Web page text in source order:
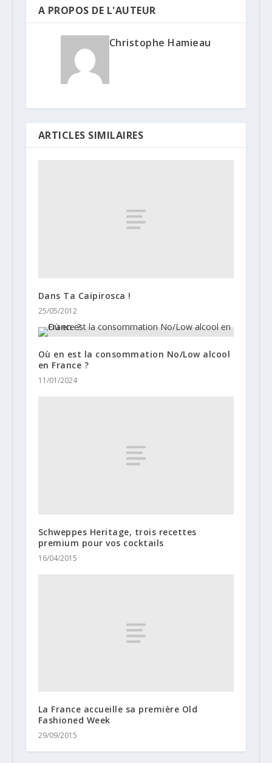
A PROPOS DE L'AUTEUR
Christophe Hamieau
ARTICLES SIMILAIRES
Dans Ta Caipirosca !
25/05/2012
Où en est la consommation No/Low alcool
en France ?
11/01/2024
Schweppes Heritage, trois recettes
premium pour vos cocktails
16/04/2015
La France accueille sa première Old
Fashioned Week
29/09/2015